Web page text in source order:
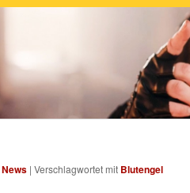
News | Verschlagwortet mit Blutengel